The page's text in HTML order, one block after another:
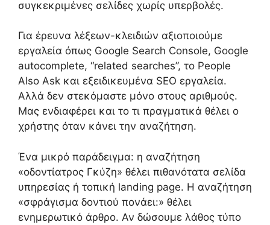
συγκεκριμένες σελίδες χωρίς υπερβολές.
Για έρευνα λέξεων-κλειδιών αξιοποιούμε
εργαλεία όπως Google Search Console, Google
autocomplete, “related searches”, το People
Also Ask και εξειδικευμένα SEO εργαλεία.
Αλλά δεν στεκόμαστε μόνο στους αριθμούς.
Μας ενδιαφέρει και το τι πραγματικά θέλει ο
χρήστης όταν κάνει την αναζήτηση.
Ένα μικρό παράδειγμα: η αναζήτηση
«οδοντίατρος Γκύζη» θέλει πιθανότατα σελίδα
υπηρεσίας ή τοπική landing page. Η αναζήτηση
«σφράγισμα δοντιού πονάει:» θέλει
ενημερωτικό άρθρο. Αν δώσουμε λάθος τύπο